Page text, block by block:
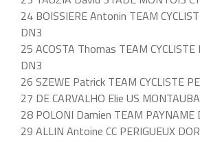
24 BOISSIERE Antonin TEAM
DN3
25 ACOSTA Thomas TEAM CYCLISTE
DN3
26 SZEWE Patrick TEAM CYCLISTE
27 DE CARVALHO Elie US
28 POLONI Damien TEAM PAYNAME
29 ALLIN Antoine CC PERIGUEUX